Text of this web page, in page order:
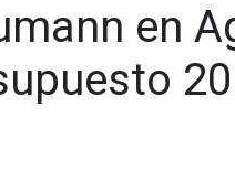
en